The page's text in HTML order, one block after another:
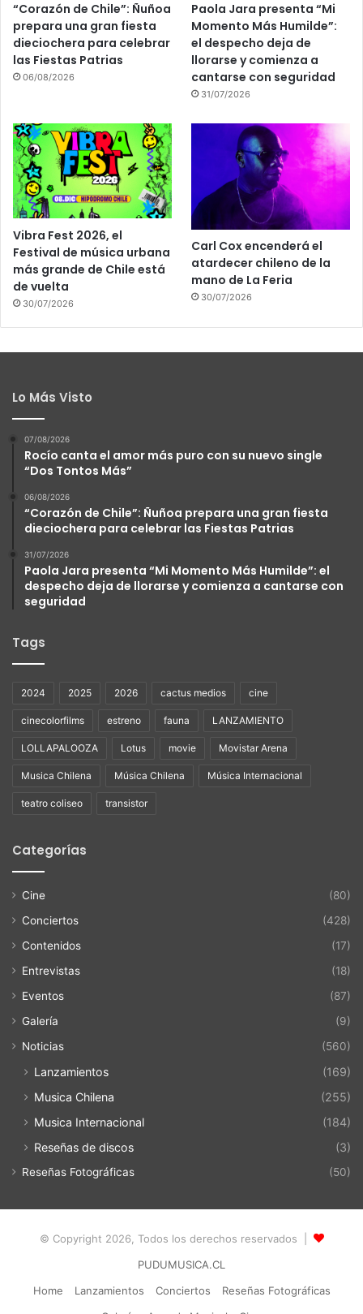
“Corazón de Chile”: Ñuñoa
prepara una gran fiesta
dieciochera para celebrar
las Fiestas Patrias
06/08/2026
Paola Jara presenta “Mi
Momento Más Humilde”:
el despecho deja de
llorarse y comienza a
cantarse con seguridad
31/07/2026
Vibra Fest 2026, el
Festival de música urbana
más grande de Chile está
de vuelta
30/07/2026
Carl Cox encenderá el
atardecer chileno de la
mano de La Feria
30/07/2026
Lo Más Visto
07/08/2026
Rocío canta el amor más puro con su nuevo single
“Dos Tontos Más”
06/08/2026
“Corazón de Chile”: Ñuñoa prepara una gran fiesta
dieciochera para celebrar las Fiestas Patrias
31/07/2026
Paola Jara presenta “Mi Momento Más Humilde”: el
despecho deja de llorarse y comienza a cantarse con
seguridad
Tags
2024 2025 2026 cactus medios cine
cinecolorfilms estreno fauna LANZAMIENTO
LOLLAPALOOZA Lotus movie Movistar Arena
Musica Chilena Música Chilena Música Internacional
teatro coliseo transistor
Categorías
Cine
(80)
Conciertos
(428)
Contenidos
(17)
Entrevistas
(18)
Eventos
(87)
Galería
(9)
Noticias
(560)
Lanzamientos
(169)
Musica Chilena
(255)
Musica Internacional
(184)
Reseñas de discos
(3)
Reseñas Fotográficas (50)
© Copyright 2026, Todos los derechos reservados |
PUDUMUSICA.CL
Home
Lanzamientos Conciertos
Reseñas Fotográficas